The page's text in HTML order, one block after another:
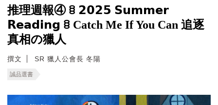
推理週報④ ꊞ 𝟮𝟬𝟮𝟱 𝗦𝘂𝗺𝗺𝗲𝗿
𝗥𝗲𝗮𝗱𝗶𝗻𝗴 ꊞ Catch Me If You Can 追逐
真相の獵人
撰文 SR 獵人公會長 冬陽
誠品選書